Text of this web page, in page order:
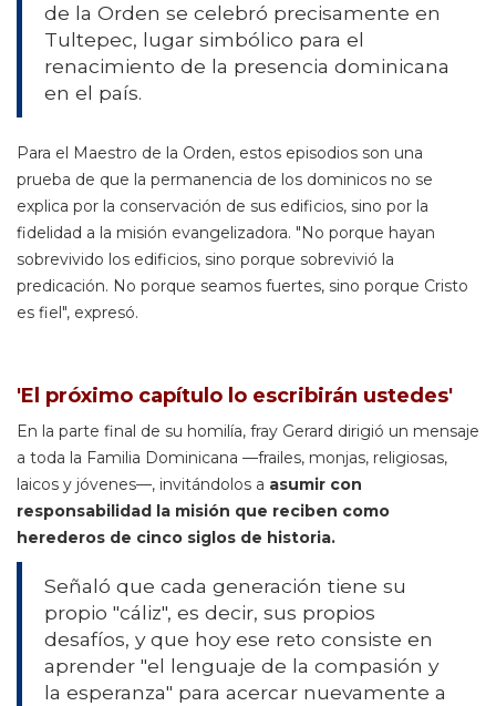
de la Orden se celebró precisamente en
Tultepec, lugar simbólico para el
renacimiento de la presencia dominicana
en el país.
Para el Maestro de la Orden, estos episodios son una
prueba de que la permanencia de los dominicos no se
explica por la conservación de sus edificios, sino por la
fidelidad a la misión evangelizadora. "No porque hayan
sobrevivido los edificios, sino porque sobrevivió la
predicación. No porque seamos fuertes, sino porque Cristo
es fiel", expresó.
'El próximo capítulo lo escribirán ustedes'
En la parte final de su homilía, fray Gerard dirigió un mensaje
a toda la Familia Dominicana —frailes, monjas, religiosas,
laicos y jóvenes—, invitándolos a asumir con
responsabilidad la misión que reciben como
herederos de cinco siglos de historia.
Señaló que cada generación tiene su
propio "cáliz", es decir, sus propios
desafíos, y que hoy ese reto consiste en
aprender "el lenguaje de la compasión y
la esperanza" para acercar nuevamente a